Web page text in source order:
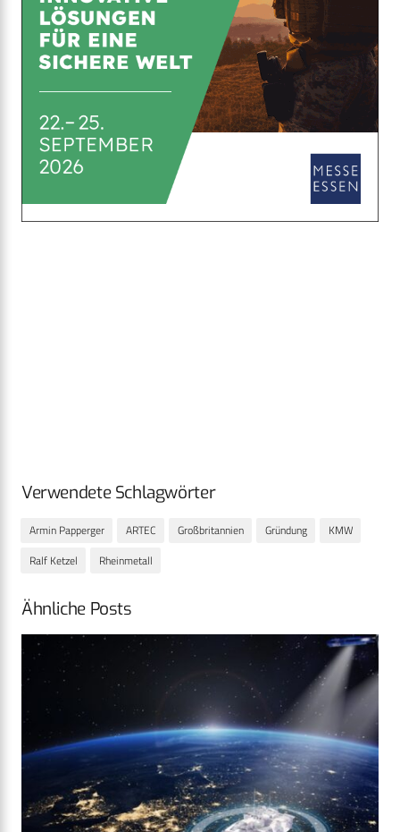
Verwendete Schlagwörter
Armin Papperger ARTEC Großbritannien Gründung
KMW
Ralf Ketzel
Rheinmetall
Ähnliche Posts